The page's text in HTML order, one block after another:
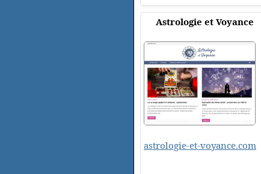
Astrologie et Voyance
astrologie-et-voyance.com